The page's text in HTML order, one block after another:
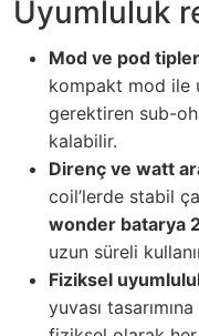
Uyumluluk
Mod ve pod
kompakt mod ile
gerektiren sub-
kalabilir.
Direnç ve watt
coil’lerde stabil
wonder batarya
uzun süreli
Fiziksel
yuvası